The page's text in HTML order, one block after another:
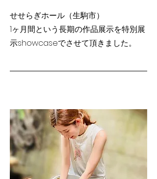
せせらぎホール（生駒市）
1ヶ月間という長期の作品展示を特別展
示showcaseでさせて頂きました。